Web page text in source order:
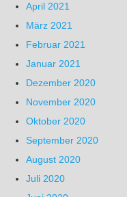
April 2021
März 2021
Februar 2021
Januar 2021
Dezember 2020
November 2020
Oktober 2020
September 2020
August 2020
Juli 2020